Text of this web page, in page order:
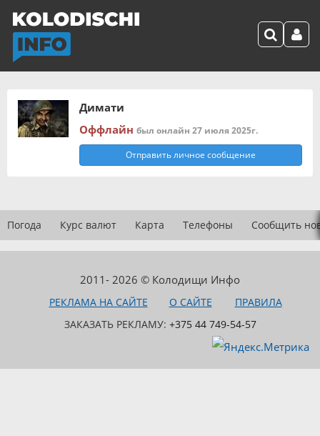
Димати
Оффлайн был онлайн 27 июля 2025г.
Отправить личное сообщение
Погода Курс валют Карта Телефоны Сообщить
2011- 2026 © Колодищи Инфо
РЕКЛАМА НА САЙТЕ О САЙТЕ
ПРАВИЛА
ЗАКАЗАТЬ РЕКЛАМУ: +375 44 749-54-57